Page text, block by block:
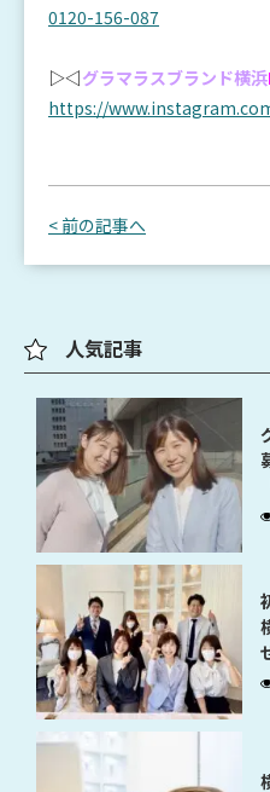
0120-156-087
▷◁グラマラスブランド横浜
https://
< 前の記事へ
人気記事